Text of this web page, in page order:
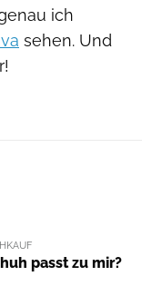
ich
sehen. Und
passt zu mir?